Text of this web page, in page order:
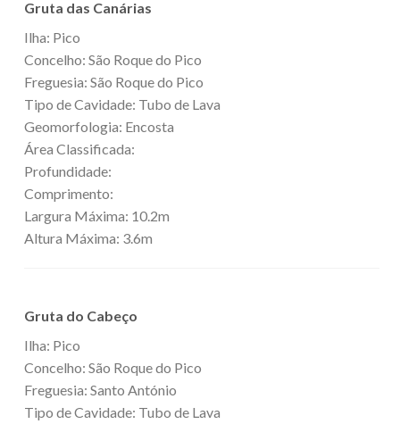
Gruta das Canárias
Ilha: Pico
Concelho: São Roque do Pico
Freguesia: São Roque do Pico
Tipo de Cavidade: Tubo de Lava
Geomorfologia: Encosta
Área Classificada:
Profundidade:
Comprimento:
Largura Máxima: 10.2m
Altura Máxima: 3.6m
Gruta do Cabeço
Ilha: Pico
Concelho: São Roque do Pico
Freguesia: Santo António
Tipo de Cavidade: Tubo de Lava